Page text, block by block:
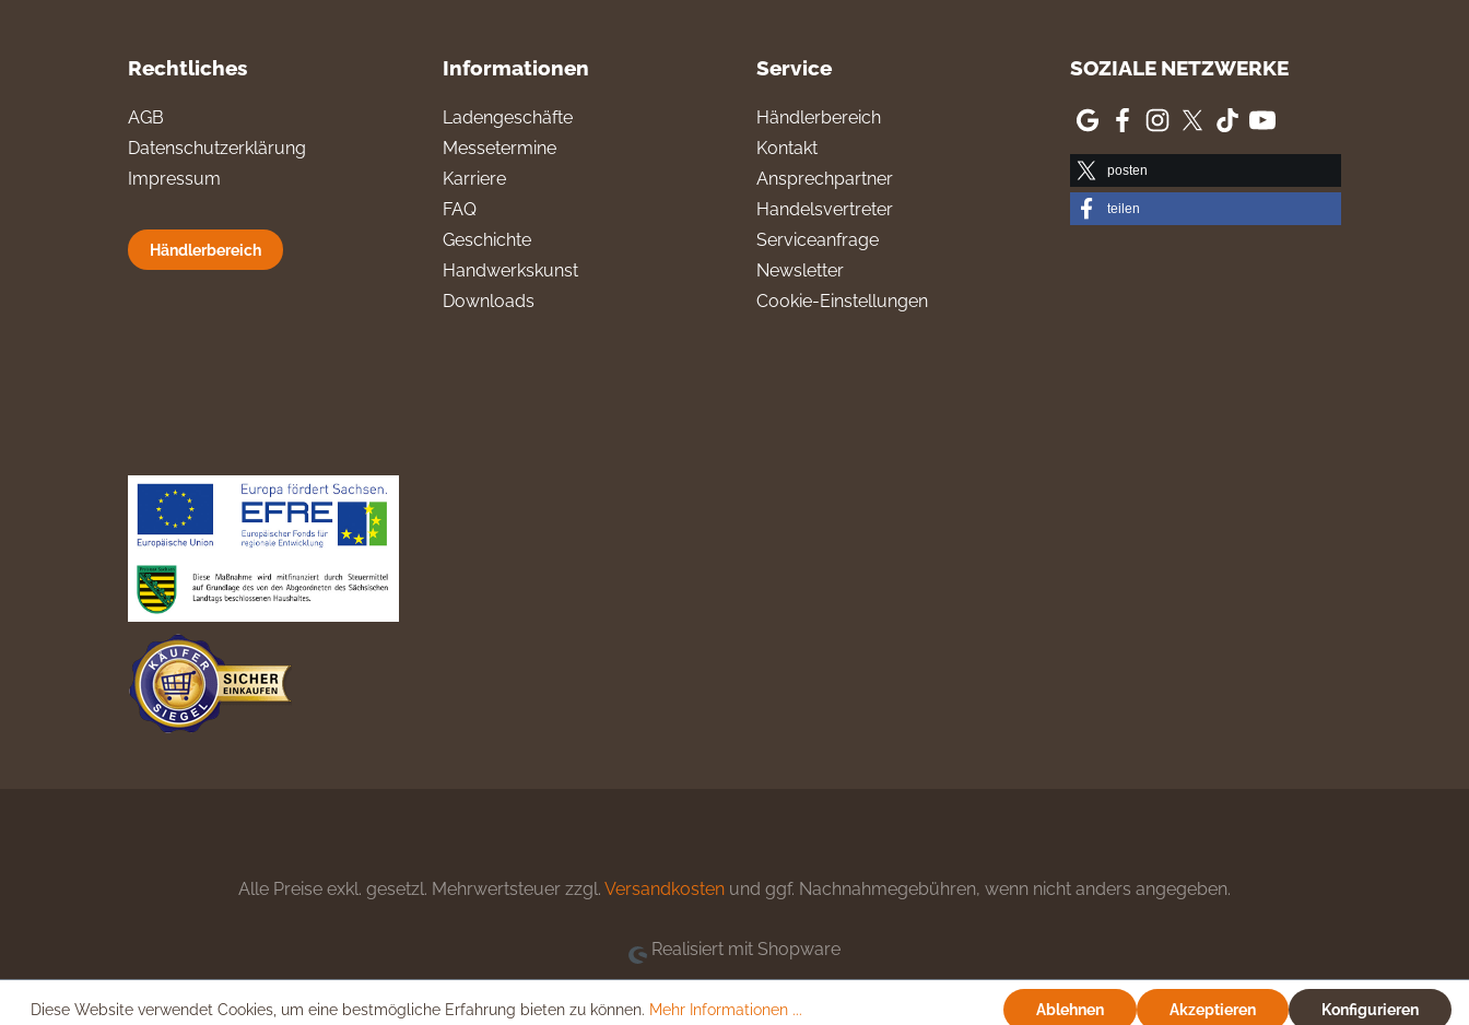
Rechtliches
AGB
Datenschutzerklärung
Impressum
Händlerbereich
Informationen
Ladengeschäfte
Messetermine
Karriere
FAQ
Geschichte
Handwerkskunst
Downloads
Service
Händlerbereich
Kontakt
Ansprechpartner
Handelsvertreter
Serviceanfrage
Newsletter
Cookie-Einstellungen
SOZIALE NETZWERKE
posten
teilen
Alle Preise exkl. gesetzl. Mehrwertsteuer zzgl. Versandkosten und ggf. Nachnahmegebühren, wenn nicht anders angegeben.
Realisiert mit Shopware
Diese Website verwendet Cookies, um eine bestmögliche Erfahrung bieten zu können. Mehr Informationen ... Ablehnen Akzeptieren Konfigurieren